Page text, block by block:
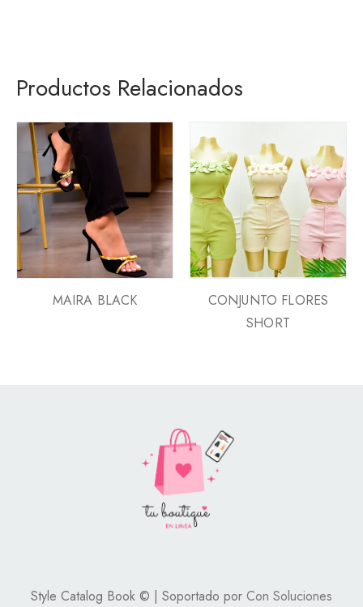
Productos Relacionados
MAIRA BLACK
CONJUNTO FLORES
SHORT
Style Catalog Book © | Soportado por Con Soluciones